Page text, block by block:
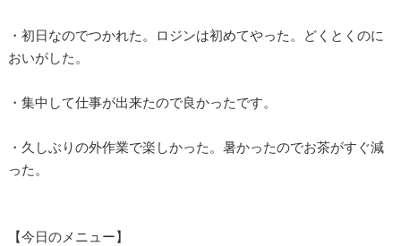
・初日なのでつかれた。ロジンは初めてやった。どくとくのに
おいがした。
・集中して仕事が出来たので良かったです。
・久しぶりの外作業で楽しかった。暑かったのでお茶がすぐ減
った。
【今日のメニュー】